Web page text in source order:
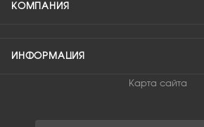
КОМПАНИЯ
ИНФОРМАЦИЯ
Карта сайта